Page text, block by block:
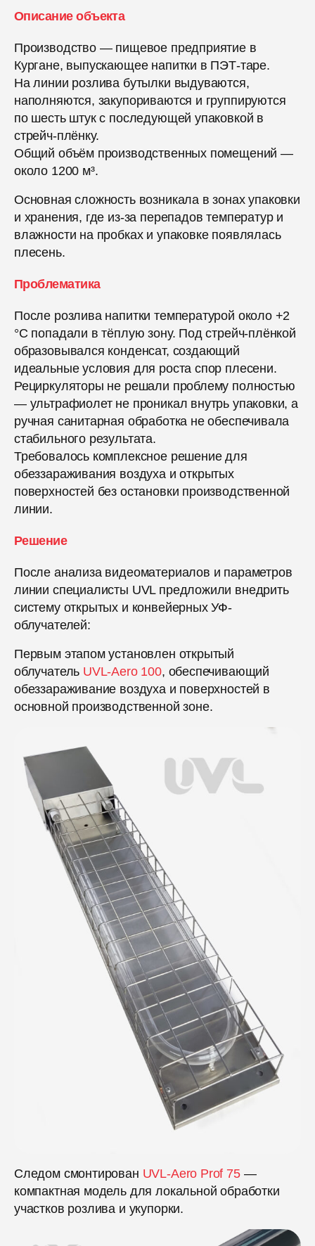
Описание объекта
Производство — пищевое предприятие в
Кургане, выпускающее напитки в ПЭТ-таре.
На линии розлива бутылки выдуваются,
наполняются, закупориваются и группируются
по шесть штук с последующей упаковкой в
стрейч-плёнку.
Общий объём производственных помещений —
около 1200 м³.
Основная сложность возникала в зонах упаковки
и хранения, где из-за перепадов температур и
влажности на пробках и упаковке появлялась
плесень.
Проблематика
После розлива напитки температурой около +2
°C попадали в тёплую зону. Под стрейч-плёнкой
образовывался конденсат, создающий
идеальные условия для роста спор плесени.
Рециркуляторы не решали проблему полностью
— ультрафиолет не проникал внутрь упаковки, а
ручная санитарная обработка не обеспечивала
стабильного результата.
Требовалось комплексное решение для
обеззараживания воздуха и открытых
поверхностей без остановки производственной
линии.
Решение
После анализа видеоматериалов и параметров
линии специалисты UVL предложили внедрить
систему открытых и конвейерных УФ-
облучателей:
Первым этапом установлен открытый
облучатель UVL-Aero 100, обеспечивающий
обеззараживание воздуха и поверхностей в
основной производственной зоне.
Следом смонтирован UVL-Aero Prof 75—
компактная модель для локальной обработки
участков розлива и укупорки.